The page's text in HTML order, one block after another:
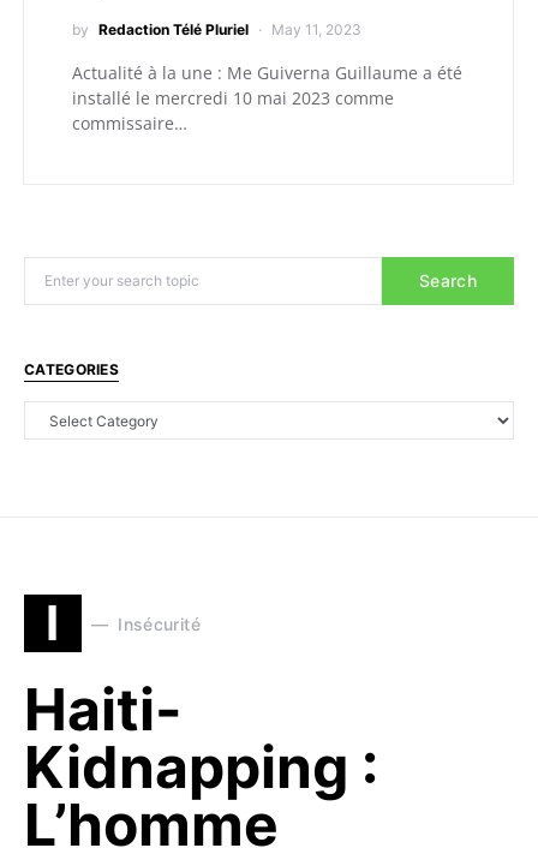
by Redaction Télé Pluriel May 11, 2023
Actualité à la une : Me Guiverna Guillaume a été
installé le mercredi 10 mai 2023 comme
commissaire…
Search
CATEGORIES
I Insécurité
Haiti-
Kidnapping :
L’homme